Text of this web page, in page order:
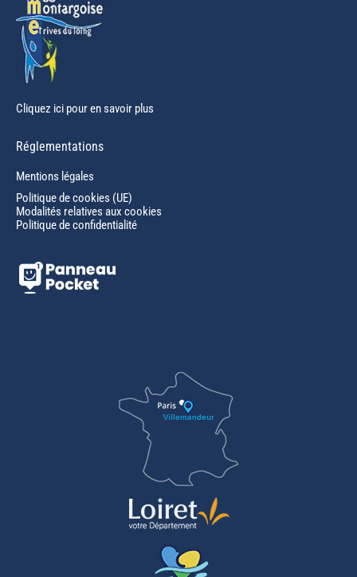
Cliquez ici pour en savoir plus
Réglementations
Mentions légales
Politique de cookies (UE)
Modalités relatives aux cookies
Politique de confidentialité